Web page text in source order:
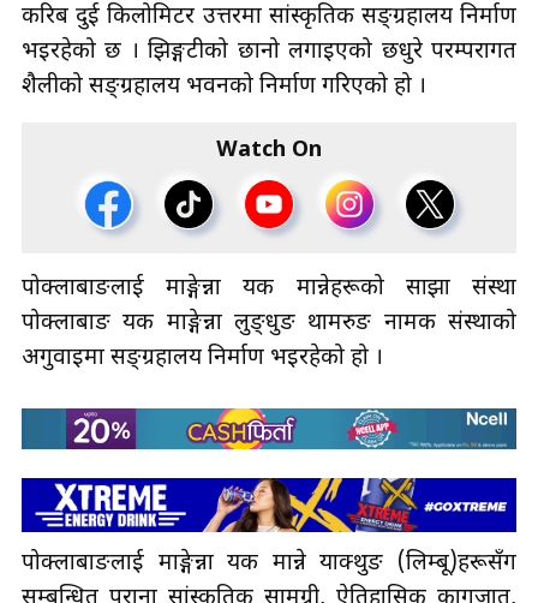
करिब दुई किलोमिटर उत्तरमा सांस्कृतिक सङ्ग्रहालय निर्माण
भइरहेको छ । झिङ्गटीको छानो लगाइएको छधुरे परम्परागत
शैलीको सङ्ग्रहालय भवनको निर्माण गरिएको हो ।
Watch On
पोक्लाबाङलाई माङ्गेन्ना यक मान्नेहरूको साझा संस्था
पोक्लाबाङ यक माङ्गेन्ना लुङ्धुङ थामरुङ नामक संस्थाको
अगुवाइमा सङ्ग्रहालय निर्माण भइरहेको हो ।
पोक्लाबाङलाई माङ्गेन्ना यक मान्ने याक्थुङ (लिम्बू)हरूसँग